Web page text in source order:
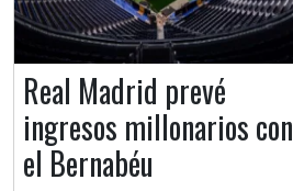
Real Madrid prevé
ingresos millonarios con
el Bernabéu